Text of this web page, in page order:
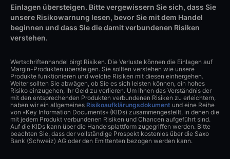
Einlagen übersteigen. Bitte vergewissern Sie sich, dass Sie
unsere Risikowarnung lesen, bevor Sie mit dem Handel
beginnen und dass Sie die damit verbundenen Risiken
verstehen.
Wertschriftenhandel birgt Risiken. Die Verluste können die Einlagen auf
Margin-Produkten übersteigen. Sie sollten verstehen wie unsere
Produkte funktionieren und welche Risiken mit diesen einhergehen.
Weiter sollten Sie abwägen, ob Sie es sich leisten können, ein hohes
Risiko einzugehen, Ihr Geld zu verlieren. Um Ihnen das Verständnis der
mit den entsprechenden Produkten verbundenen Risiken zu erleichtern,
haben wir ein allgemeines Risikoaufklärungsdokument und eine Reihe
von «Key Information Documents» (KIDs) zusammengestellt, in denen die
mit jedem Produkt verbundenen Risiken und Chancen aufgeführt sind.
Auf die KIDs kann über die Handelsplattform zugegriffen werden. Bitte
beachten Sie, dass der vollständige Prospekt kostenlos über die Saxo
Bank (Schweiz) AG oder den Emittenten bezogen werden kann.